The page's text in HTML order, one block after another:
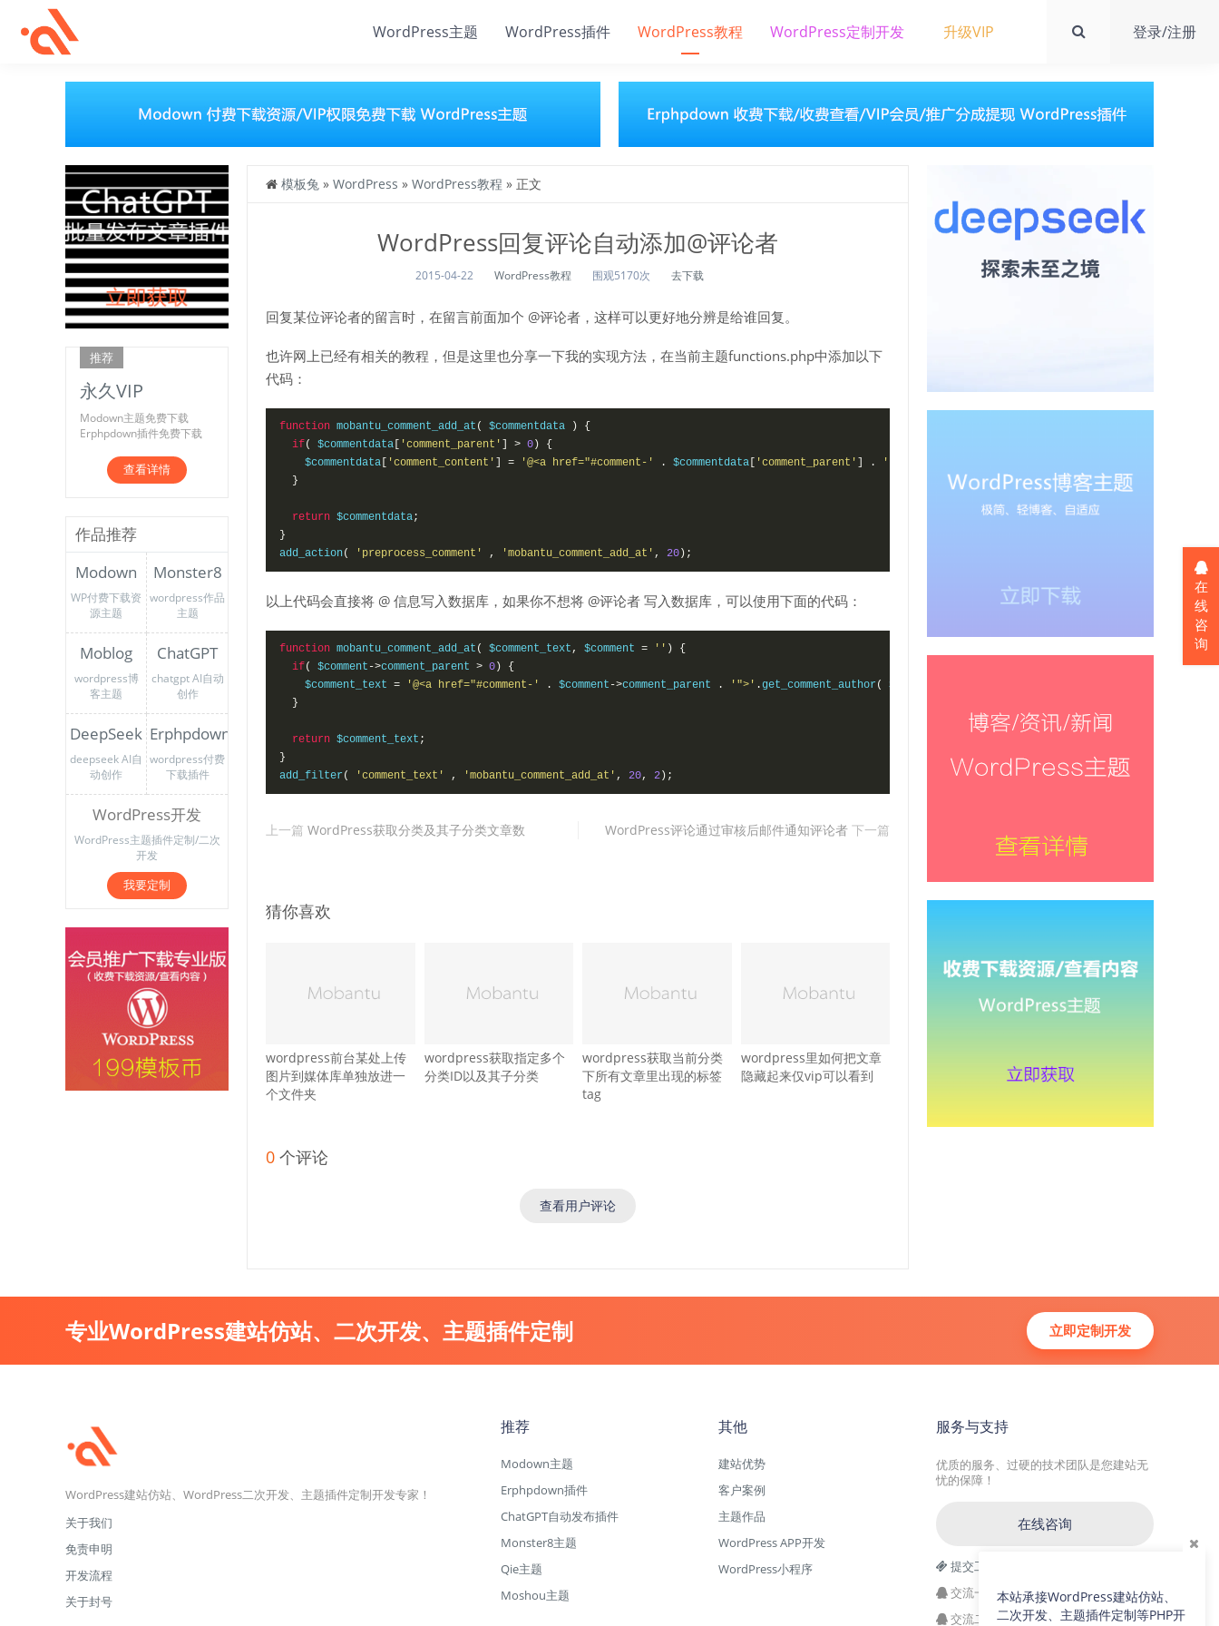
WordPress主题 WordPress插件 WordPress教程 WordPress定制开发 升级VIP 登录/注册
模板兔 » WordPress » WordPress教程 » 正文
WordPress回复评论自动添加@评论者
2015-04-22 WordPress教程 围观5170次 去下载
回复某位评论者的留言时，在留言前面加个 @评论者，这样可以更好地分辨是给谁回复。
也许网上已经有相关的教程，但是这里也分享一下我的实现方法，在当前主题functions.php中添加以下
代码：
function mobantu_comment_add_at ( $commentdata )
{
if( $commentdata 'comment_parent' > 0 )
{
$commentdata
'comment_content' = '@<a href="#comment-' . $commentdata 'comment_parent' . '">'
}
return $commentdata;
}
add_action( 'preprocess_comment' , 'mobantu_comment_add_at' , 20 ) ;
以上代码会直接将 @ 信息写入数据库，如果你不想将 @评论者 写入数据库，可以使用下面的代码：
function mobantu_comment_add_at ( $comment_text , $comment = '' )
{
if( $comment ->comment_parent > 0 )
{
$comment_text = '@<a href="#comment-' . $comment ->comment_parent . '">' .get_comment_author( $comment
}
return $comment_text ;
}
add_filter( 'comment_text' , 'mobantu_comment_add_at' , 20, 2 ) ;
上一篇 WordPress获取分类及其子分类文章数 WordPress评论通过审核后邮件通知评论者 下一篇
猜你喜欢
wordpress前台某处上传
图片到媒体库单独放进一
个文件夹
wordpress获取指定多个
分类ID以及其子分类
wordpress获取当前分类
下所有文章里出现的标签
tag
wordpress里如何把文章
隐藏起来仅vip可以看到
0 个评论
查看用户评论
推荐
永久VIP
Modown主题免费下载
Erphpdown插件免费下载
查看详情
作品推荐
Modown
WP付费下载资
源主题
Monster8
wordpress作品
主题
Moblog
wordpress博
客主题
ChatGPT
chatgpt AI自动
创作
DeepSeek
deepseek AI自
动创作
Erphpdown
wordpress付费
下载插件
WordPress开发
WordPress主题插件定制/二次
开发
我要定制
专业WordPress建站仿站、二次开发、主题插件定制 立即定制开发
WordPress建站仿站、WordPress二次开发、主题插件定制开发专家！
关于我们
免责申明
开发流程
关于封号
推荐
Modown主题
Erphpdown插件
ChatGPT自动发布插件
Monster8主题
Qie主题
Moshou主题
其他
建站优势
客户案例
主题作品
WordPress APP开发
WordPress小程序
服务与支持
优质的服务、过硬的技术团队是您建站无
忧的保障！
在线咨询
提交工单
交流一群：104228692(满)
交流二群：64786792
在
线
咨
询
本站承接WordPress建站仿站、
二次开发、主题插件定制等PHP开